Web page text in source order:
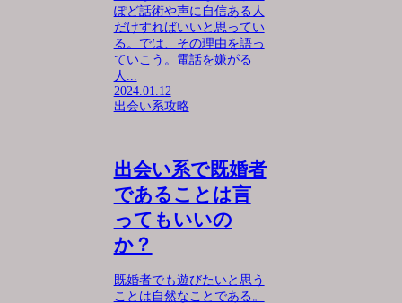
ぽど話術や声に自信ある人
だけすればいいと思ってい
る。では、その理由を語っ
ていこう。電話を嫌がる
人...
2024.01.12
出会い系攻略
出会い系で既婚者
であることは言
ってもいいの
か？
既婚者でも遊びたいと思う
ことは自然なことである。